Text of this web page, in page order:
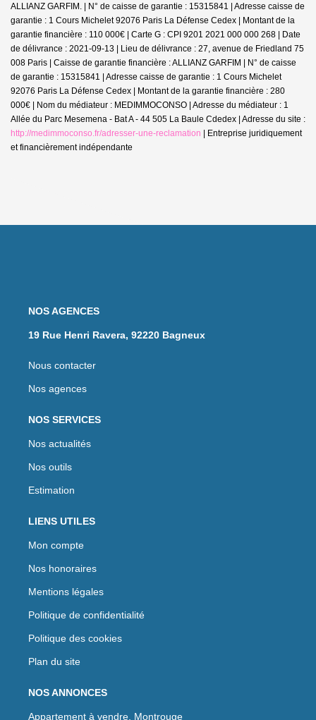
ALLIANZ GARFIM. | N° de caisse de garantie : 15315841 | Adresse caisse de
garantie : 1 Cours Michelet 92076 Paris La Défense Cedex | Montant de la
garantie financière : 110 000€ | Carte G : CPI 9201 2021 000 000 268 | Date
de délivrance : 2021-09-13 | Lieu de délivrance : 27, avenue de Friedland 75
008 Paris | Caisse de garantie financière : ALLIANZ GARFIM | N° de caisse
de garantie : 15315841 | Adresse caisse de garantie : 1 Cours Michelet
92076 Paris La Défense Cedex | Montant de la garantie financière : 280
000€ | Nom du médiateur : MEDIMMOCONSO | Adresse du médiateur : 1
Allée du Parc Mesemena - Bat A - 44 505 La Baule Cdedex | Adresse du site :
http://medimmoconso.fr/adresser-une-reclamation | Entreprise juridiquement
et financièrement indépendante
NOS AGENCES
19 Rue Henri Ravera, 92220 Bagneux
Nous contacter
Nos agences
NOS SERVICES
Nos actualités
Nos outils
Estimation
LIENS UTILES
Mon compte
Nos honoraires
Mentions légales
Politique de confidentialité
Politique des cookies
Plan du site
NOS ANNONCES
Appartement à vendre, Montrouge